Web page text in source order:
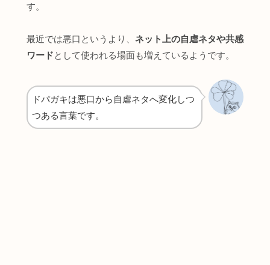
す。
最近では悪口というより、 ネット上の自虐ネタや共感
ワードとして使われる場面も増えているようです。
ドパガキは悪口から自虐ネタへ変化しつ
つある言葉です。